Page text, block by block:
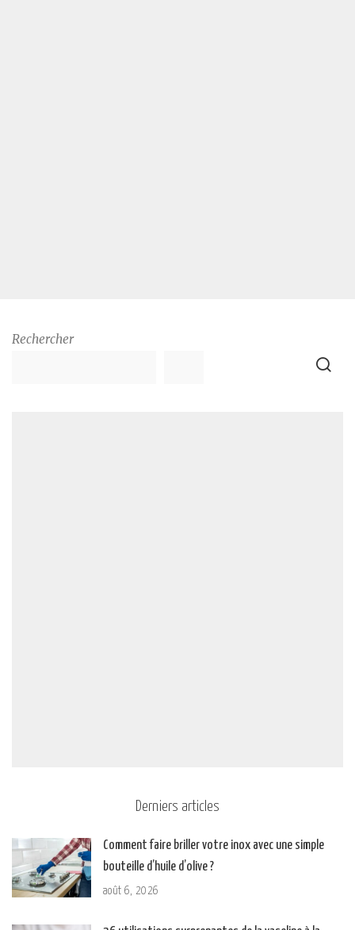
Rechercher
Derniers articles
Comment faire briller votre inox avec une simple
bouteille d’huile d’olive ?
août 6, 2026